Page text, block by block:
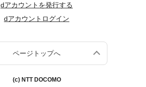
dアカウントを発行する
dアカウントログイン
ページトップへ
(c) NTT DOCOMO